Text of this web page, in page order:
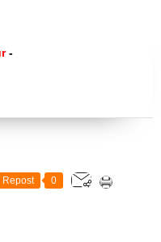
-
Repost 0